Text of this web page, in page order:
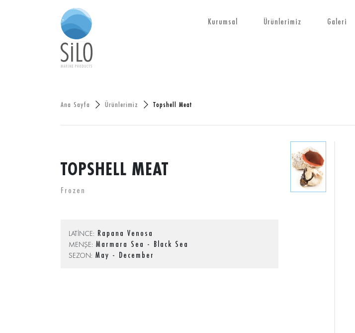
Kurumsal Ürünlerimiz Galeri
Ana Sayfa Ürünlerimiz Topshell Meat
TOPSHELL MEAT
Frozen
LATİNCE: Rapana Venosa
MENŞE: Marmara Sea - Black Sea
SEZON: May - December